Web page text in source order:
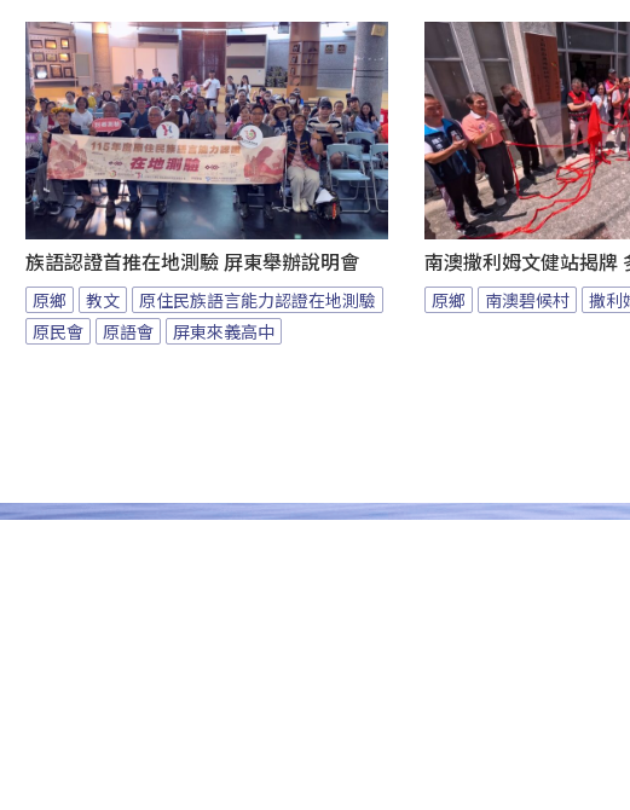
族語認證首推在地測驗 屏東舉辦說明會
原鄉 教文
原住民族語言能力認證在地測驗
原民會
原語會 屏東來義高中
南澳撒利姆文健站揭牌
原鄉 南澳碧候村 撒利